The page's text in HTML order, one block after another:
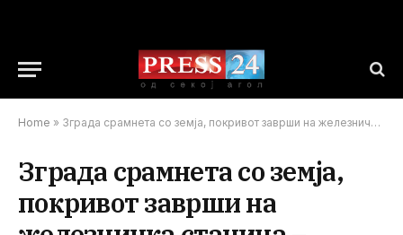
Home » Зграда срамнета со земја, покривот заврши на железничка станица – Хорор во регионот
Зграда срамнета со земја,
покривот заврши на